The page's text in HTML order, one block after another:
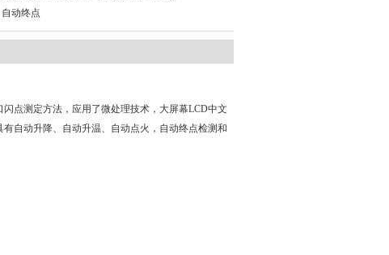
动终点
闪点测定方法，应用了微处理技术，大屏幕LCD中文
自动升降、自动升温、自动点火，自动终点检测和